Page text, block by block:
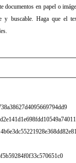
documentos en papel o
y buscable. Haga que el